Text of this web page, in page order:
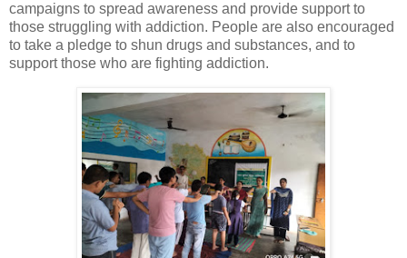
campaigns to spread awareness and provide support to
those struggling with addiction. People are also encouraged
to take a pledge to shun drugs and substances, and to
support those who are fighting addiction.